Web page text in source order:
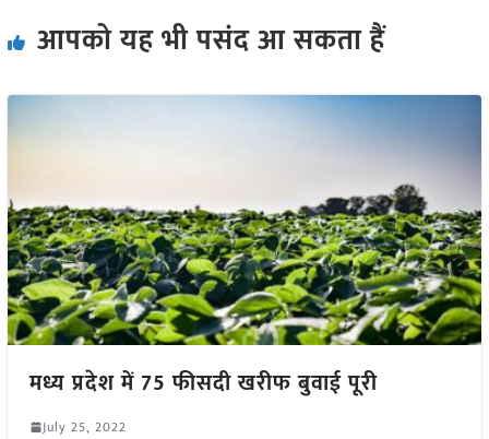
आपको यह भी पसंद आ सकता हैं
मध्य प्रदेश में 75 फीसदी खरीफ बुवाई पूरी
July 25, 2022